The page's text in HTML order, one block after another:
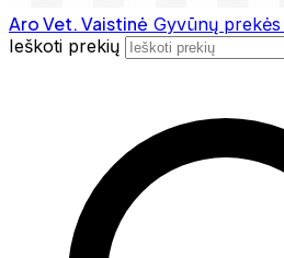
Aro Vet. Vaistinė Gyvūnų
Ieškoti prekių